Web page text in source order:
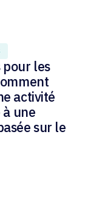
pour les
activité
une
sur le